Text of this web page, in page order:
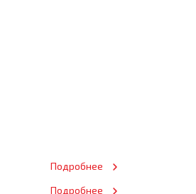
Подробнее
Подробнее